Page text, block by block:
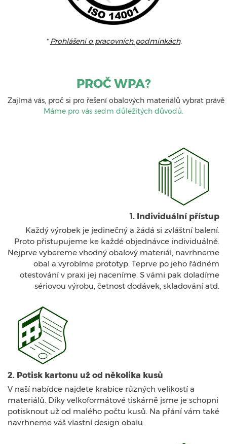
*Prohlášení o pracovních podmínkách.
PROČ WPA?
Zajímá vás, proč si pro řešení obalových materiálů vybrat právě
Máme pro vás sedm důležitých důvodů.
1. Individuální přístup
Každý výrobek je jedinečný a žádá si zvláštní balení.
Proto přistupujeme ke každé objednávce individuálně.
Nejprve vybereme vhodný obalový materiál, navrhneme
obal a vyrobíme prototyp. Teprve po jeho řádném
otestování v praxi jej naceníme. S vámi pak doladíme
sériovou výrobu, četnost dodávek, skladování atd.
2. Potisk kartonu už od několika kusů
V naší nabídce najdete krabice různých velikostí a
materiálů. Díky velkoformátové tiskárně jsme je schopni
potisknout už od malého počtu kusů. Na přání vám také
navrhneme váš vlastní design obalu.